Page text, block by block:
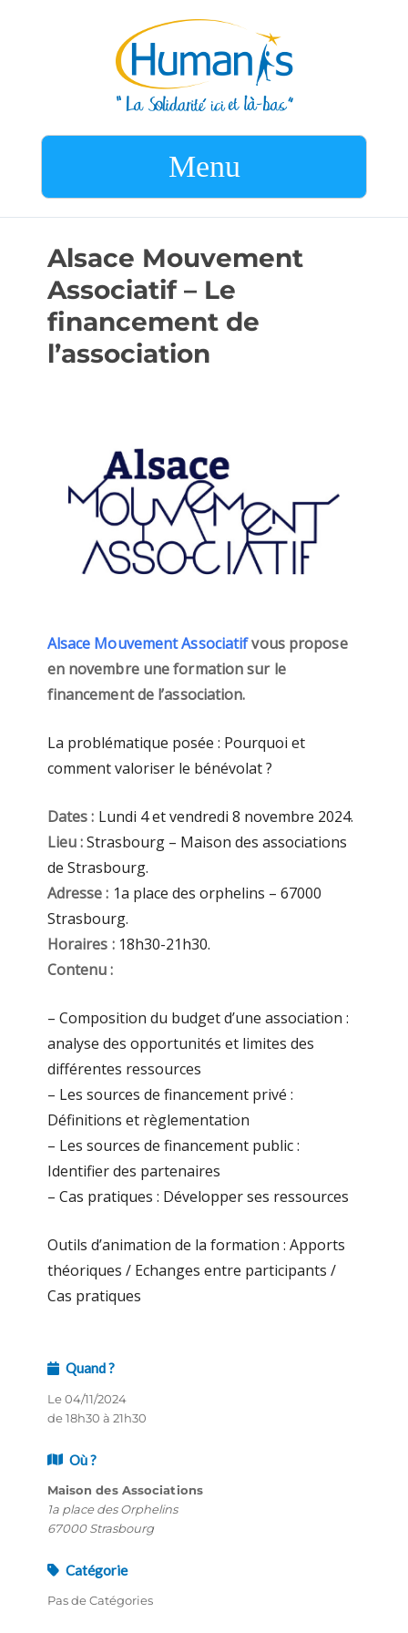
Menu
Alsace Mouvement
Associatif – Le
financement de
l’association
Alsace Mouvement Associatifvous propose
en novembre une formation sur le
financement de l’association.
La problématique posée : Pourquoi et
comment valoriser le bénévolat ?
Dates : Lundi 4 et vendredi 8 novembre 2024.
Lieu :Strasbourg – Maison des associations
de Strasbourg.
Adresse : 1a place des orphelins – 67000
Strasbourg.
Horaires : 18h30-21h30.
Contenu :
– Composition du budget d’une association :
analyse des opportunités et limites des
différentes ressources
– Les sources de financement privé :
Définitions et règlementation
– Les sources de financement public :
Identifier des partenaires
– Cas pratiques : Développer ses ressources
Outils d’animation de la formation : Apports
théoriques / Echanges entre participants /
Cas pratiques
Quand ?
Le 04/11/2024
de 18h30 à 21h30
Où ?
Maison des Associations
1a place des Orphelins
67000 Strasbourg
Catégorie
Pas de Catégories